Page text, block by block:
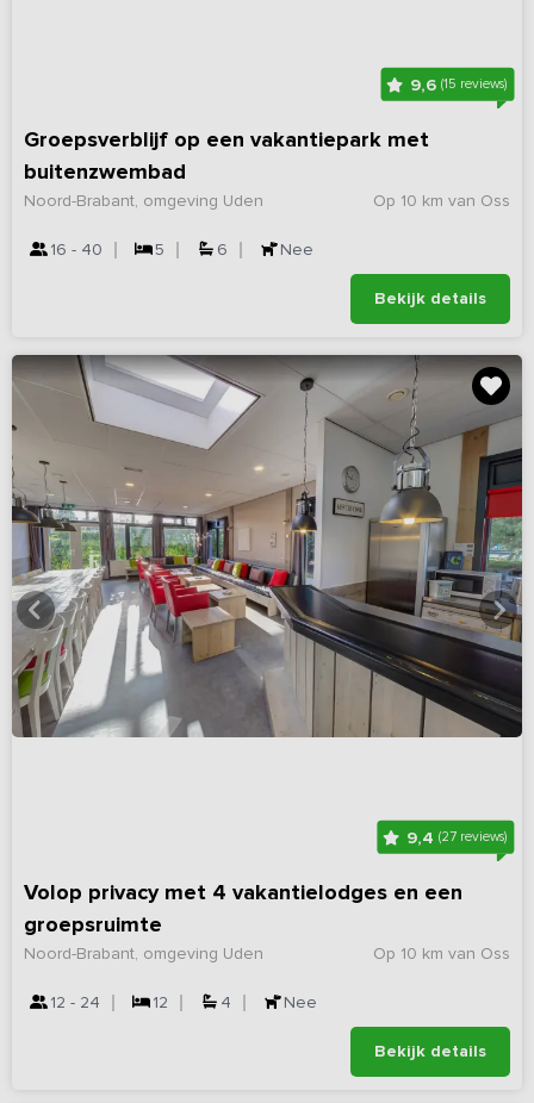
9,6(15 reviews)
Groepsverblijf op een vakantiepark met
buitenzwembad
Op 10 km van Oss
Noord-Brabant, omgeving Uden
16 - 40 5 6 Nee
Bekijk details
9,4 (27 reviews)
Volop privacy met 4 vakantielodges en een
groepsruimte
Op 10 km van Oss
Noord-Brabant, omgeving Uden
12 - 24 12 4 Nee
Bekijk details